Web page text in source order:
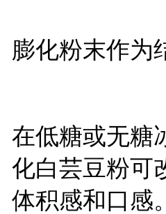
膨化粉末作为
在低糖或无糖
化白芸豆粉可
体积感和口感。